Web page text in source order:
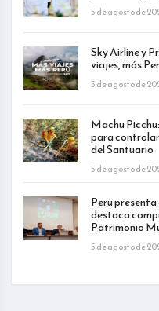
5 de agosto de
Sky Airline y
viajes, más
5 de agosto de
Machu
para
del Santuario
5 de agosto de
Perú
destaca
Patrimonio
5 de agosto de